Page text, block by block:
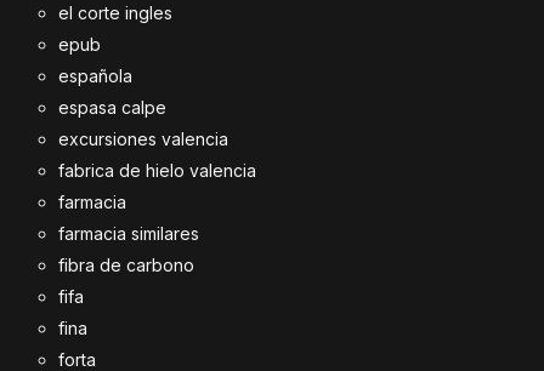
el corte ingles
epub
española
espasa calpe
excursiones valencia
fabrica de hielo valencia
farmacia
farmacia similares
fibra de carbono
fifa
fina
forta